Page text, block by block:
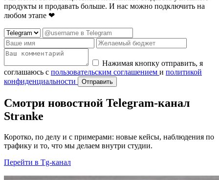
продукты и продавать больше. И нас можно подключить на
любом этапе ❤
Нажимая кнопку отправить, я
соглашаюсь с пользовательским соглашением и политикой
конфиденциальности
Отправить
Смотри новостной Telegram-канал
Stranke
Коротко, по делу и с примерами: новые кейсы, наблюдения по
трафику и то, что мы делаем внутри студии.
Перейти в Tg-канал